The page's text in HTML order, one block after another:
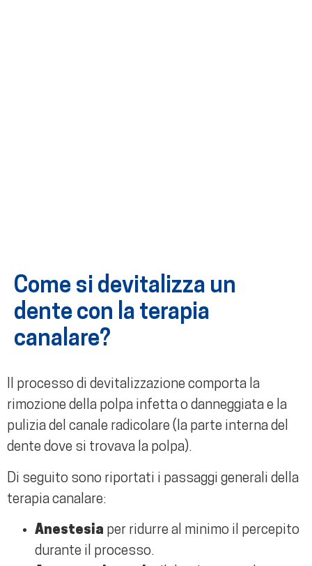
Come si devitalizza un
dente con la terapia
canalare?
Il processo di devitalizzazione comporta la
rimozione della polpa infetta o danneggiata e la
pulizia del canale radicolare (la parte interna del
dente dove si trovava la polpa).
Di seguito sono riportati i passaggi generali della
terapia canalare:
Anestesia per ridurre al minimo il percepito
durante il processo.